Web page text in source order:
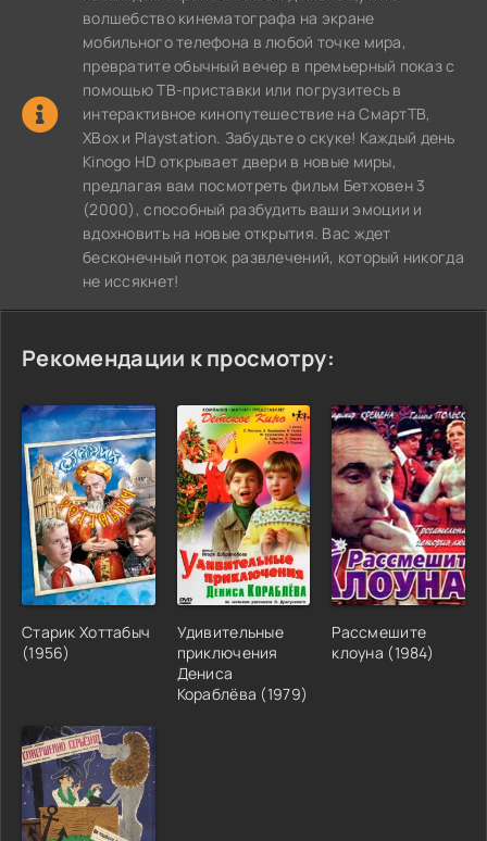
волшебство кинематографа на экране
мобильного телефона в любой точке мира,
превратите обычный вечер в премьерный показ с
помощью ТВ-приставки или погрузитесь в
интерактивное кинопутешествие на СмартТВ,
XBox и Playstation. Забудьте о скуке! Каждый день
Kinogo HD открывает двери в новые миры,
предлагая вам посмотреть фильм Бетховен 3
(2000), способный разбудить ваши эмоции и
вдохновить на новые открытия. Вас ждет
бесконечный поток развлечений, который никогда
не иссякнет!
Рекомендации к просмотру:
Старик Хоттабыч
(1956)
Удивительные
приключения
Дениса
Кораблёва (1979)
Рассмешите
клоуна (1984)